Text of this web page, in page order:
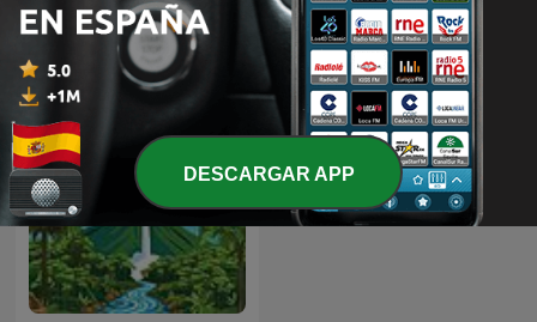
The Beat with Ari Melber The Rest Is Politics
DESCARGAR APP